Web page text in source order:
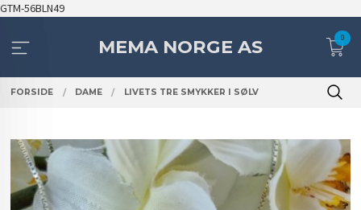
GTM-56BLN49Gå
innholdetMEMA NORGE AS 0
FORSIDE DAME LIVETS TRE SMYKKER I SØLV